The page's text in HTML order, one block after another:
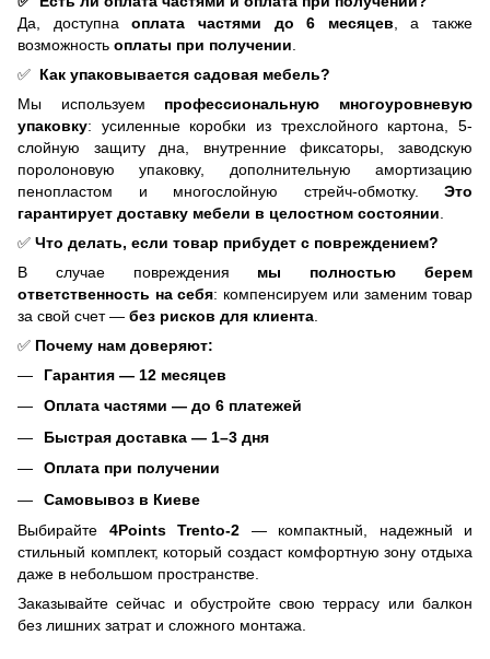
Да, доступна оплата частями до 6 месяцев , а также
возможность оплаты при получении
✅ Как упаковывается садовая мебель?
Мы используем профессиональную многоуровневую
упаковку: усиленные коробки из трехслойного картона, 5-
слойную защиту дна, внутренние фиксаторы, заводскую
поролоновую упаковку, дополнительную амортизацию
пенопластом и многослойную стрейч-обмотку. Это
гарантирует доставку мебели в целостном состоянии
✅ Что делать, если товар прибудет с повреждением?
В случае повреждения мы полностью берем
ответственность на себя: компенсируем или заменим товар
за свой счет — без рисков для клиента
✅ Почему нам доверяют:
Гарантия — 12 месяцев
Оплата частями — до 6 платежей
Быстрая доставка — 1–3 дня
Оплата при получении
Самовывоз в Киеве
Выбирайте 4Points Trento-2 — компактный, надежный и
стильный комплект, который создаст комфортную зону отдыха
даже в небольшом пространстве.
Заказывайте сейчас и обустройте свою террасу или балкон
без лишних затрат и сложного монтажа.